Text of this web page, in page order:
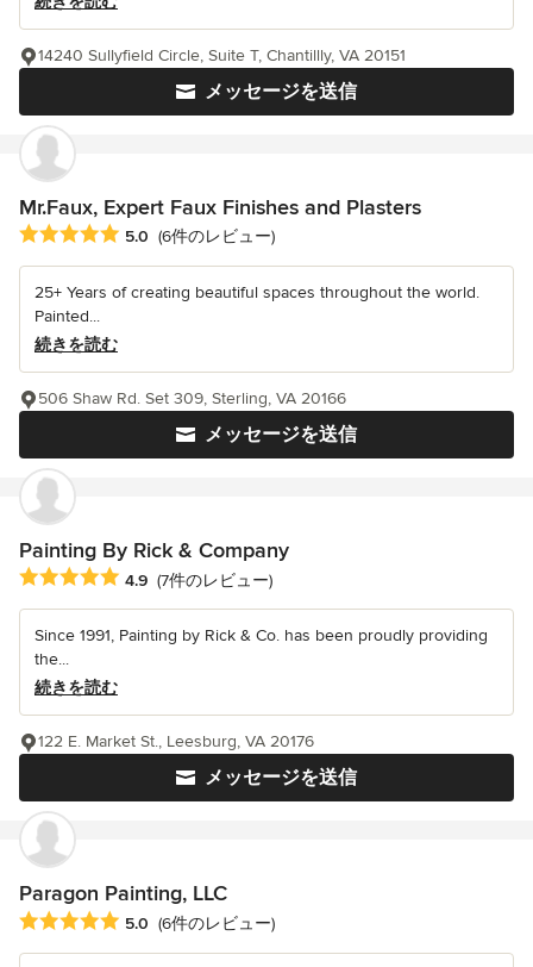
メッセージを送信
14240 Sullyfield Circle, Suite T, Chantillly, VA 20151
Mr.Faux, Expert Faux Finishes and Plasters
平均評価：5つ星中 星5
5.0 (6件のレビュー)
25+ Years of creating beautiful spaces throughout the world.
Painted...
続きを読む
メッセージを送信
506 Shaw Rd. Set 309, Sterling, VA 20166
Painting By Rick & Company
平均評価：5つ星中 星4.9
4.9 (7件のレビュー)
Since 1991, Painting by Rick & Co. has been proudly providing
the...
続きを読む
メッセージを送信
122 E. Market St., Leesburg, VA 20176
Paragon Painting, LLC
平均評価：5つ星中 星5
5.0 (6件のレビュー)